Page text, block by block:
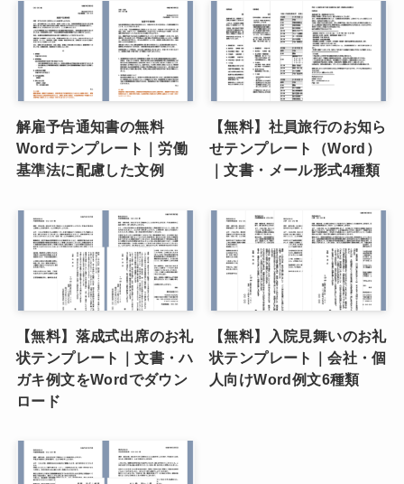
解雇予告通知書の無料
Wordテンプレート｜労働
基準法に配慮した文例
【無料】社員旅行のお知ら
せテンプレート（Word）
｜文書・メール形式4種類
【無料】落成式出席のお礼
状テンプレート｜文書・ハ
ガキ例文をWordでダウン
ロード
【無料】入院見舞いのお礼
状テンプレート｜会社・個
人向けWord例文6種類